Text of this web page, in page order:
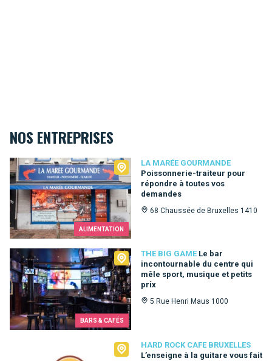
NOS ENTREPRISES
ALIMENTATION
LA MARÉE GOURMANDE
Poissonnerie-traiteur pour
répondre à toutes vos
demandes
68 Chaussée de Bruxelles 1410
La Marée Gourmande
BARS & CAFÉS
THE BIG GAME Le bar
incontournable du centre qui
mêle sport, musique et petits
prix
5 Rue Henri Maus 1000
The Big Game
HARD ROCK CAFE BRUXELLES
L’enseigne à la guitare vous fait
Hard Rock Cafe Bruxelles